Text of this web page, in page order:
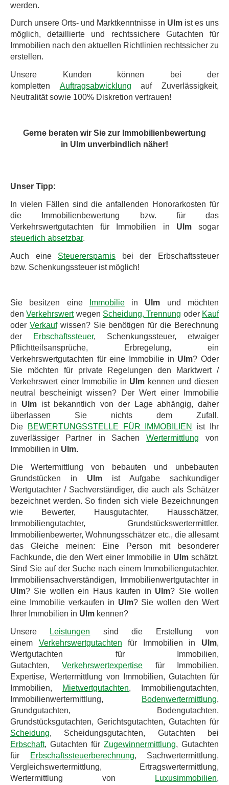
werden.
Durch unsere Orts- und Marktkenntnisse in Ulmist es uns
möglich, detaillierte und rechtssichere Gutachten für
Immobilien nach den aktuellen Richtlinien rechtssicher zu
erstellen.
Unsere Kunden können bei der
kompletten Auftragsabwicklung auf Zuverlässigkeit,
Neutralität sowie 100% Diskretion vertrauen!
Gerne beraten wir Sie zur Immobilienbewertung
in Ulm unverbindlich näher!
Unser Tipp:
In vielen Fällen sind die anfallenden Honorarkosten für
die Immobilienbewertung bzw. für das
Verkehrswertgutachten für Immobilien in Ulmsogar
steuerlich absetzbar.
Auch eine Steuerersparnis bei der Erbschaftssteuer
bzw. Schenkungssteuer ist möglich!
Sie besitzen eine Immobiliein Ulm und möchten
denVerkehrswertwegen Scheidung, Trennung oder Kauf
oder Verkaufwissen? Sie benötigen für die Berechnung
der
Erbschaftssteuer, Schenkungssteuer, etwaiger
Pflichtteilsansprüche, Erbregelung, ein
Verkehrswertgutachten für eine Immobilie in Ulm? Oder
Sie möchten für private Regelungen den Marktwert /
Verkehrswert einer Immobilie in Ulm kennen und diesen
neutral bescheinigt wissen? Der Wert einer Immobilie
in Ulmist bekanntlich von der Lage abhängig, daher
überlassen Sie nichts dem Zufall.
Die
BEWERTUNGSSTELLE FÜR IMMOBILIEN
ist Ihr
zuverlässiger Partner in SachenWertermittlung von
Immobilien in Ulm.
Die Wertermittlung von bebauten und unbebauten
Grundstücken in Ulm ist Aufgabe sachkundiger
Wertgutachter / Sachverständiger, die auch als Schätzer
bezeichnet werden. So finden sich viele Bezeichnungen
wie Bewerter, Hausgutachter, Hausschätzer,
Immobiliengutachter, Grundstückswertermittler,
Immobilienbewerter, Wohnungsschätzer etc., die allesamt
das Gleiche meinen: Eine Person mit besonderer
Fachkunde, die den Wert einer Immobilie in Ulm schätzt.
Sind Sie auf der Suche nach einem Immobiliengutachter,
Immobiliensachverständigen, Immobilienwertgutachter in
Ulm? Sie wollen ein Haus kaufen in Ulm? Sie wollen
eine Immobilie verkaufen in Ulm? Sie wollen den Wert
Ihrer Immobilien in Ulm kennen?
Unsere Leistungen sind die Erstellung von
einem Verkehrswertgutachten für Immobilien in Ulm,
Wertgutachten für Immobilien,
Gutachten,Verkehrswertexpertise für Immobilien,
Expertise, Wertermittlung von Immobilien, Gutachten für
Immobilien,
Mietwertgutachten, Immobiliengutachten,
Immobilienwertermittlung,
Bodenwertermittlung,
Grundgutachten, Bodengutachten,
Grundstücksgutachten, Gerichtsgutachten, Gutachten für
Scheidung, Scheidungsgutachten, Gutachten bei
Erbschaft, Gutachten für Zugewinnermittlung, Gutachten
für
Erbschaftssteuerberechnung, Sachwertermittlung,
Vergleichswertermittlung, Ertragswertermittlung,
Wertermittlung von
Luxusimmobilien,